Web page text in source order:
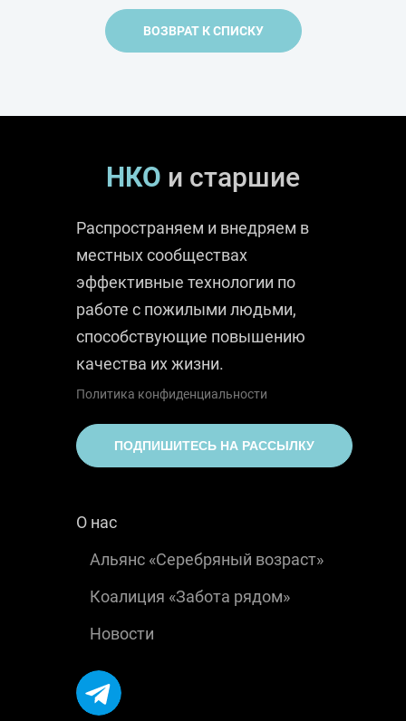
ВОЗВРАТ К СПИСКУ
НКО и старшие
Распространяем и внедряем в
местных сообществах
эффективные технологии по
работе с пожилыми людьми,
способствующие повышению
качества их жизни.
Политика конфиденциальности
ПОДПИШИТЕСЬ НА РАССЫЛКУ
О нас
Альянс «Серебряный возраст»
Коалиция «Забота рядом»
Новости